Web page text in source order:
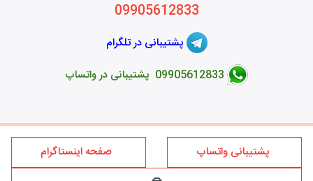
09905612833
پشتیبانی در تلگرام
09905612833 پشتیبانی در واتساپ
طراحی فروشگاه اینترنتی
کلیه حقوق این سایت متعلق به برند پیراکده می‌باشد؛ استفاده از مطالب
فروشگاه اینترنتی پیراکده فقط برای مقاصد غیر تجاری و با ذکر منبع و درج
پشتیبانی واتساپ صفحه اینستاگرام